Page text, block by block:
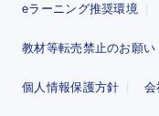
eラーニング推奨環境
教材等転売禁止のお願い
個人情報保護方針 会